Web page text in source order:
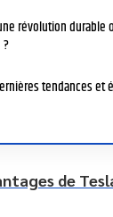
révolution durable
tendances et
de